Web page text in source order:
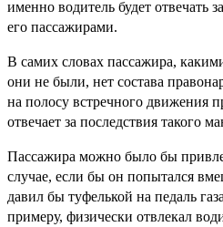
именно водитель будет отвечать
его пассажирами.
В самих словах пассажира,
они не были, нет состава
на полосу встречного движения
отвечает за последствия такого
Пассажира можно было бы
случае, если бы он попытался
давил бы туфелькой на педаль
примеру, физически отвлекал